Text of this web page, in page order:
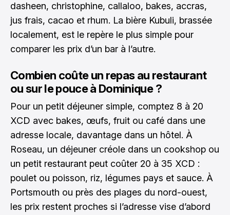
dasheen, christophine, callaloo, bakes, accras,
jus frais, cacao et rhum. La bière Kubuli, brassée
localement, est le repère le plus simple pour
comparer les prix d’un bar à l’autre.
Combien coûte un repas au restaurant
ou sur le pouce à Dominique ?
Pour un petit déjeuner simple, comptez 8 à 20
XCD avec bakes, œufs, fruit ou café dans une
adresse locale, davantage dans un hôtel. À
Roseau, un déjeuner créole dans un cookshop ou
un petit restaurant peut coûter 20 à 35 XCD :
poulet ou poisson, riz, légumes pays et sauce. À
Portsmouth ou près des plages du nord-ouest,
les prix restent proches si l’adresse vise d’abord